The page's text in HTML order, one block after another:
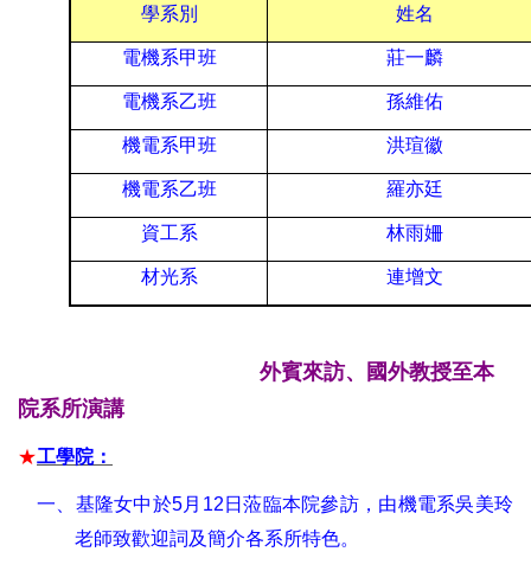
學系別 姓名
電機系甲班 莊一麟
電機系乙班 孫維佑
機電系甲班 洪瑄徽
機電系乙班 羅亦廷
資工系 林雨姍
材光系 連增文
外賓來訪、國外教授至本
院系所演講
★工學院：
一、 基隆女中於5月 12 日蒞臨本院參訪，由機電系吳美玲
老師致歡迎詞及簡介各系所特色。